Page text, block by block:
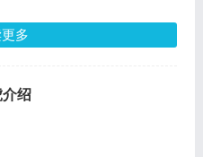
多
绍